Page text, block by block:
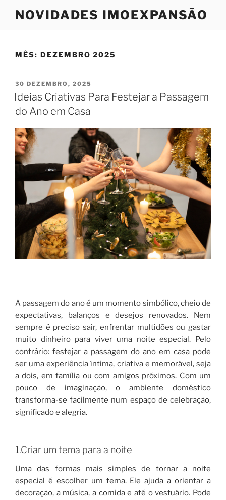
NOVIDADES IMOEXPANSÃO
MÊS: DEZEMBRO 2025
PUBLICADO
EM
30 DEZEMBRO, 2025
Ideias Criativas Para Festejar a Passagem
do Ano em Casa
A passagem do ano é um momento simbólico, cheio de
expectativas, balanços e desejos renovados. Nem
sempre é preciso sair, enfrentar multidões ou gastar
muito dinheiro para viver uma noite especial. Pelo
contrário: festejar a passagem do ano em casa pode
ser uma experiência íntima, criativa e memorável, seja
a dois, em família ou com amigos próximos. Com um
pouco de imaginação, o ambiente doméstico
transforma-se facilmente num espaço de celebração,
significado e alegria.
1.Criar um tema para a noite
Uma das formas mais simples de tornar a noite
especial é escolher um tema. Ele ajuda a orientar a
decoração, a música, a comida e até o vestuário. Pode